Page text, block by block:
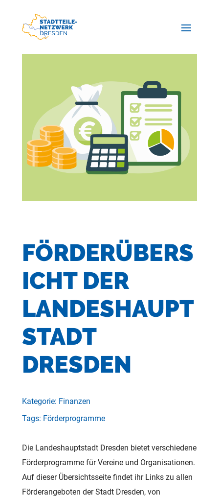
FÖRDERÜBERS
ICHT DER
LANDESHAUPT
STADT
DRESDEN
Kategorie: Finanzen
Tags: Förderprogramme
Die Landeshauptstadt Dresden bietet verschiedene
Förderprogramme für Vereine und Organisationen.
Auf dieser Übersichtsseite findet ihr Links zu allen
Förderangeboten der Stadt Dresden, von